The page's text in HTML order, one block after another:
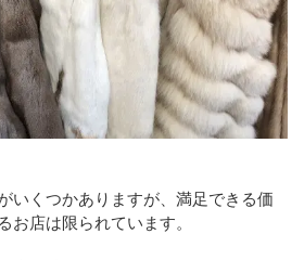
いくつかありますが、満足できる価
お店は限られています。